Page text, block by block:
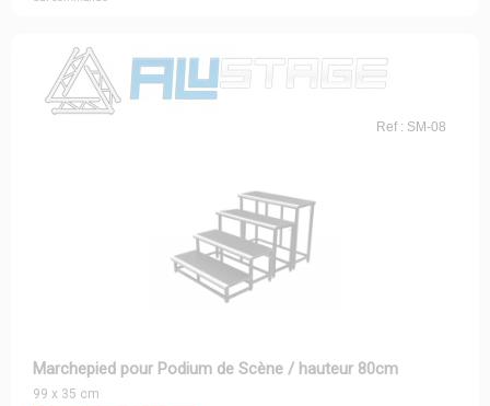
Ref : SM-08
Marchepied pour Podium de Scène / hauteur 80cm
99 x 35 cm